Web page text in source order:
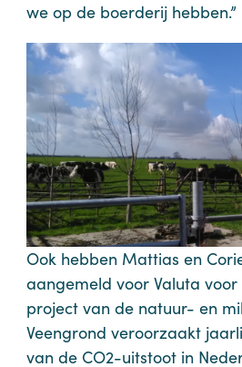
we op de boerderij hebben.”
Ook hebben Mattias en
aangemeld voor Valuta voor
project van de natuur- en
Veengrond veroorzaakt
van de CO2-uitstoot in